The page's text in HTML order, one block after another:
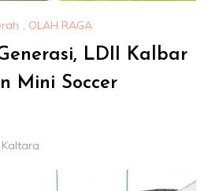
, OLAH RAGA
LDII Kalbar
Mini Soccer
Kaltara